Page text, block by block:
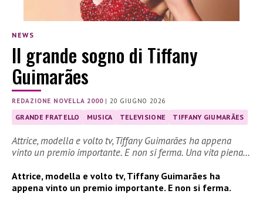
NEWS
Il grande sogno di Tiffany
Guimarães
REDAZIONE NOVELLA 2000|20 GIUGNO 2026
GRANDE FRATELLO MUSICA TELEVISIONE TIFFANY GIUMARÃES
Attrice, modella e volto tv, Tiffany Guimarães ha appena
vinto un premio importante. E non si ferma. Una vita piena…
Attrice, modella e volto tv, Tiffany Guimarães ha
appena vinto un premio importante. E non si ferma.